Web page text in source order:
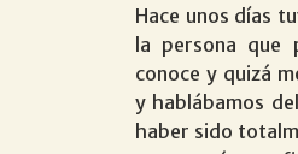
Hace unos días
la persona que
conoce y quizá
y hablábamos
haber sido